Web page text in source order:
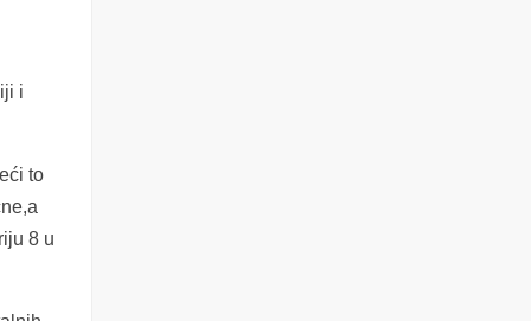
i
to
8 u